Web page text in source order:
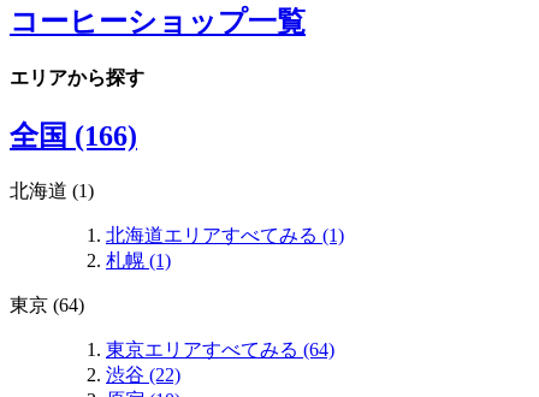
コーヒーショップ一覧
エリアから探す
全国 (166)
北海道 (1)
北海道エリアすべてみる (1)
札幌 (1)
東京 (64)
東京エリアすべてみる (64)
渋谷 (22)